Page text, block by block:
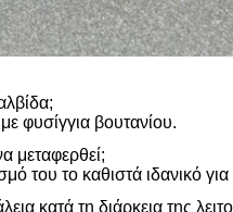
φυσίγγια βουτανίου.
μεταφερθεί;
του το καθιστά ιδανικό
κατά τη διάρκεια της